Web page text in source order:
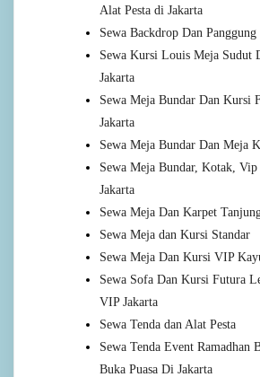
Alat Pesta di Jakarta
Sewa Backdrop Dan Panggung
Sewa Kursi Louis Meja Sudut
Jakarta
Sewa Meja Bundar Dan Kursi
Jakarta
Sewa Meja Bundar Dan Meja
Sewa Meja Bundar, Kotak,
Jakarta
Sewa Meja Dan Karpet
Sewa Meja dan Kursi Standar
Sewa Meja Dan Kursi VIP
Sewa Sofa Dan Kursi Futura
VIP Jakarta
Sewa Tenda dan Alat Pesta
Sewa Tenda Event Ramadhan
Buka Puasa Di Jakarta